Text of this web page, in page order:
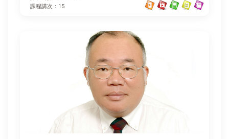
課程講次：15